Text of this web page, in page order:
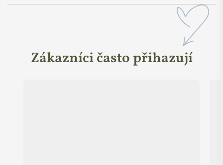
Zákazníci často přihazují